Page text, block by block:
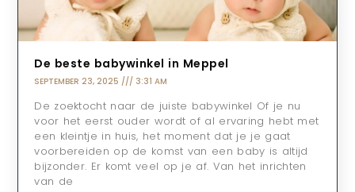
De beste babywinkel in Meppel
SEPTEMBER 23, 2025 3:31 AM
De zoektocht naar de juiste babywinkel Of je nu
voor het eerst ouder wordt of al ervaring hebt met
een kleintje in huis, het moment dat je je gaat
voorbereiden op de komst van een baby is altijd
bijzonder. Er komt veel op je af. Van het inrichten
van de